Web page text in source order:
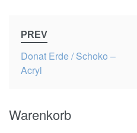
navigation
PREV
Donat Erde / Schoko –
Acryl
Warenkorb